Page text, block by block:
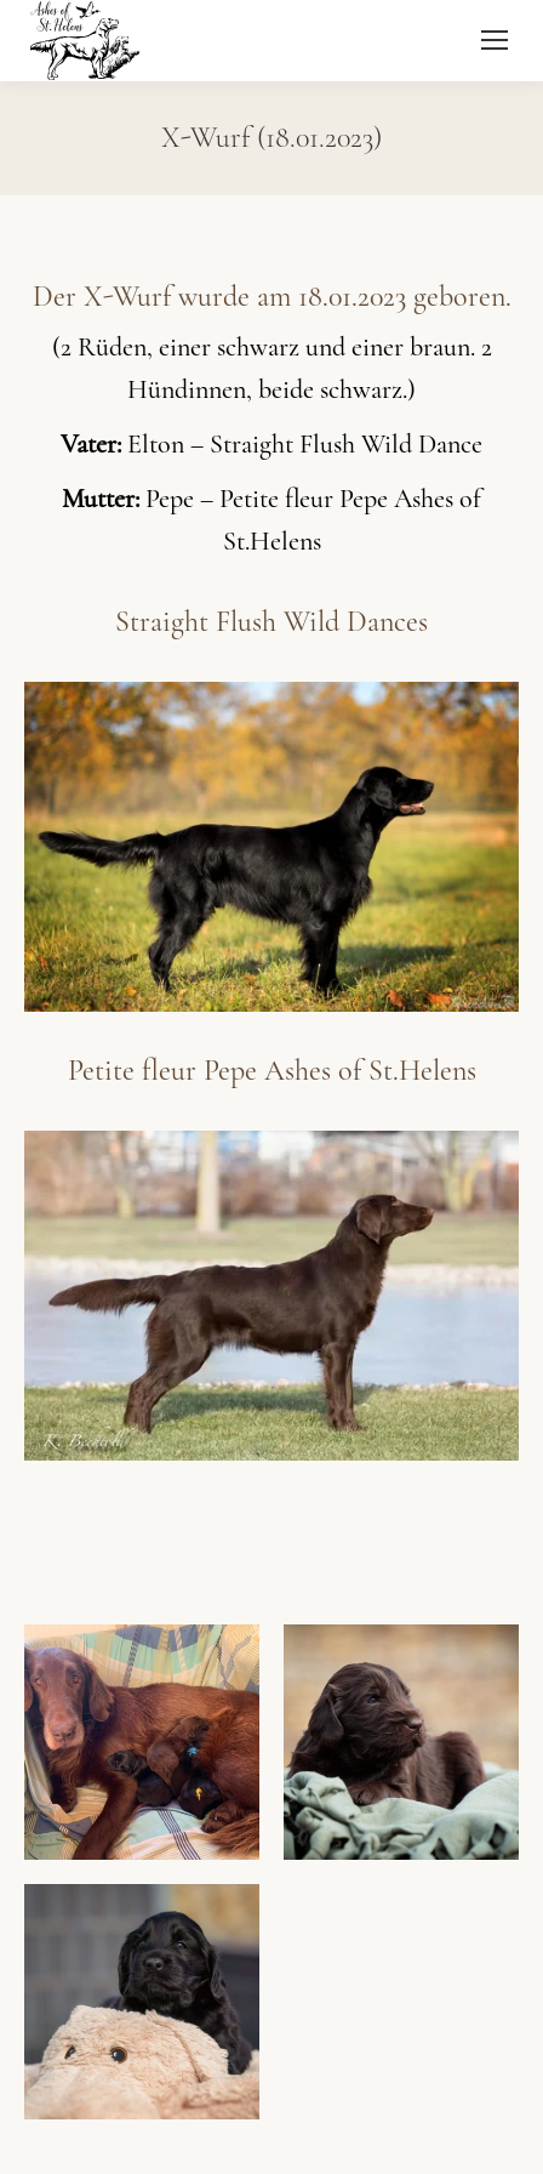
X-Wurf (18.01.2023)
Der X-Wurf wurde am 18.01.2023 geboren.
(2 Rüden, einer schwarz und einer braun. 2
Hündinnen, beide schwarz.)
Vater: Elton – Straight Flush Wild Dance
Mutter: Pepe – Petite fleur Pepe Ashes of
St.Helens
Straight Flush Wild Dances
Petite fleur Pepe Ashes of St.Helens